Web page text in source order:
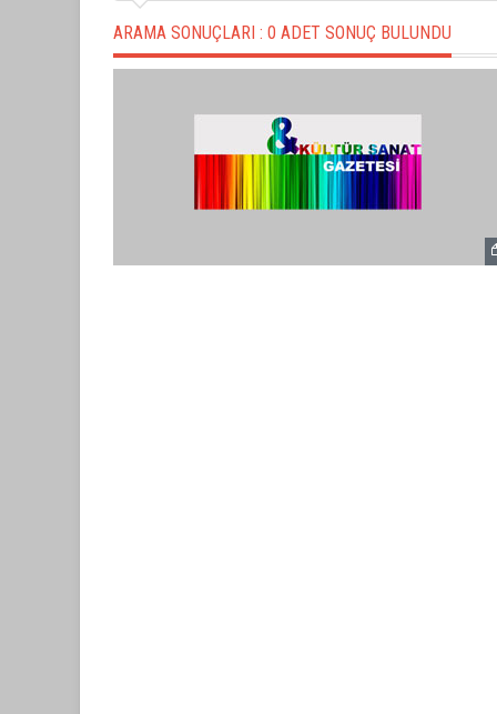
ARAMA SONUÇLARI : 0 ADET SONUÇ BULUNDU